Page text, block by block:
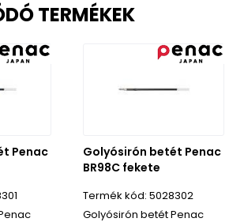
TERMÉKEK
Penac
Golyósirón betét Penac
BR98C fekete
5028302
Golyósirón betét Penac